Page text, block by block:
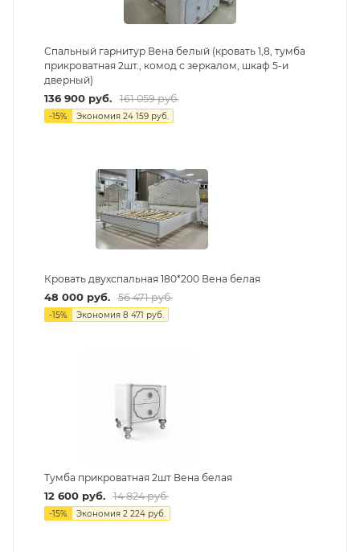
Спальный гарнитур Вена белый (кровать 1,8, тумба
прикроватная 2шт., комод с зеркалом, шкаф 5-и
дверный)
136 900руб. 161 059руб.
-15% Экономия 24 159руб.
Кровать двухспальная 180*200 Вена белая
48 000руб. 56 471руб.
-15% Экономия 8 471 руб.
Тумба прикроватная 2шт Вена белая
12 600руб. 14 824руб.
-15% Экономия 2 224руб.